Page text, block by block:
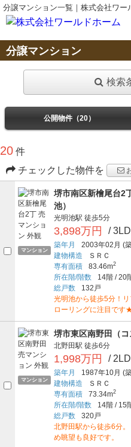
分譲マンション一覧｜株式会社ワー
分譲マンション
検索
公開物件（20）
20 件
チェックした物件を
マンション
堺市南区新檜尾台2
池）
光明池駅 徒歩5分
3,898万円 /
築年月 2003年02月 (
建物構造
ＳＲＣ
専有面積
83.46m2
所在階/階数 14階 /20
総戸数
132戸
光明池から徒歩5分！
ローリングに注目です
マンション
堺市東区南野田（コ
北野田駅 徒歩6分
1,998万円 /
築年月 1987年10月 (
建物構造
ＳＲＣ
専有面積
73.34m2
所在階/階数 14階 /15
総戸数
320戸
北野田駅から徒歩6分
め眺望も良好です。